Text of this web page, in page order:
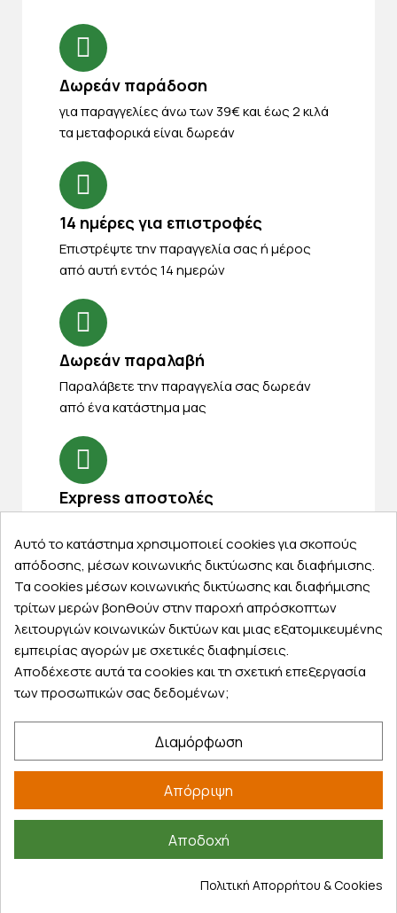
Δωρεάν παράδοση
για παραγγελίες άνω των 39€ και έως 2 κιλά
τα μεταφορικά είναι δωρεάν
14 ημέρες για επιστροφές
Eπιστρέψτε την παραγγελία σας ή μέρος
από αυτή εντός 14 ημερών
Δωρεάν παραλαβή
Παραλάβετε την παραγγελία σας δωρεάν
από ένα κατάστημα μας
Express αποστολές
παραλάβετε αύριο στην πόρτα σας
Εξυπηρέτηση πελατών
Λογαριασμός
Τρόποι παραγγελίας
Τρόποι πληρωμής
Επιστροφές προϊοντων
Αυτό το κατάστημα χρησιμοποιεί cookies για σκοπούς
απόδοσης, μέσων κοινωνικής δικτύωσης και διαφήμισης.
Τα cookies μέσων κοινωνικής δικτύωσης και διαφήμισης
τρίτων μερών βοηθούν στην παροχή απρόσκοπτων
λειτουργιών κοινωνικών δικτύων και μιας εξατομικευμένης
εμπειρίας αγορών με σχετικές διαφημίσεις.
Αποδέχεστε αυτά τα cookies και τη σχετική επεξεργασία
των προσωπικών σας δεδομένων;
Διαμόρφωση
Απόρριψη
Αποδοχή
Πολιτική Απορρήτου & Cookies